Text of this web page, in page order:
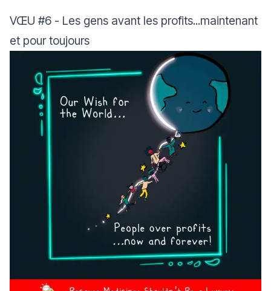
VŒU #6 - Les gens avant les profits...maintenant
et pour toujours